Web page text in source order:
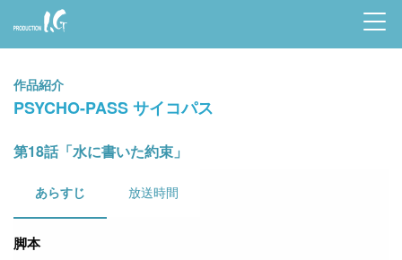
Prod
uctio
n I.G
作品紹介
PSYCHO-PASS サイコパス
第18話「水に書いた約束」
あらすじ 放送時間
脚本